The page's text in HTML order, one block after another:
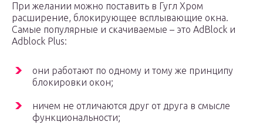
При желании можно поставить в Гугл Хром
расширение, блокирующее всплывающие окна.
Самые популярные и скачиваемые – это AdBlock и
Adblock Plus:
они работают по одному и тому же принципу
блокировки окон;
ничем не отличаются друг от друга в смысле
функциональности;